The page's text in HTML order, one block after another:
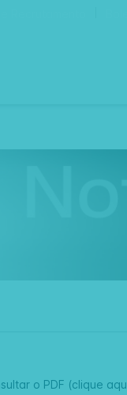
o PDF (clique